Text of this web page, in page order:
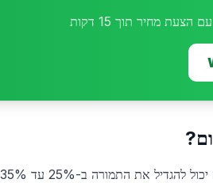
מחיר תוך 15 דקות